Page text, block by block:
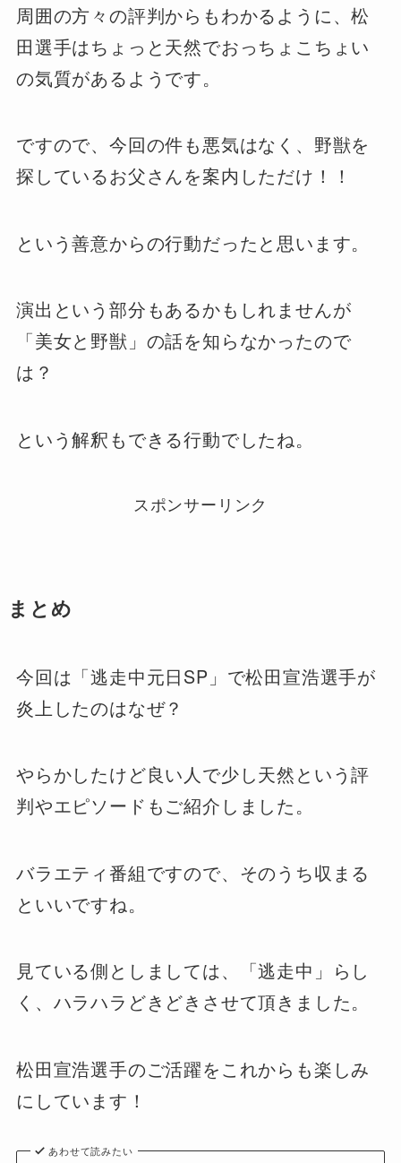
周囲の方々の評判からもわかるように、松
田選手はちょっと天然でおっちょこちょい
の気質があるようです。
ですので、今回の件も悪気はなく、野獣を
探しているお父さんを案内しただけ！！
という善意からの行動だったと思います。
演出という部分もあるかもしれませんが
「美女と野獣」の話を知らなかったので
は？
という解釈もできる行動でしたね。
スポンサーリンク
まとめ
今回は「逃走中元日SP」で松田宣浩選手が
炎上したのはなぜ？
やらかしたけど良い人で少し天然という評
判やエピソードもご紹介しました。
バラエティ番組ですので、そのうち収まる
といいですね。
見ている側としましては、「逃走中」らし
く、ハラハラどきどきさせて頂きました。
松田宣浩選手のご活躍をこれからも楽しみ
にしています！
あわせて読みたい